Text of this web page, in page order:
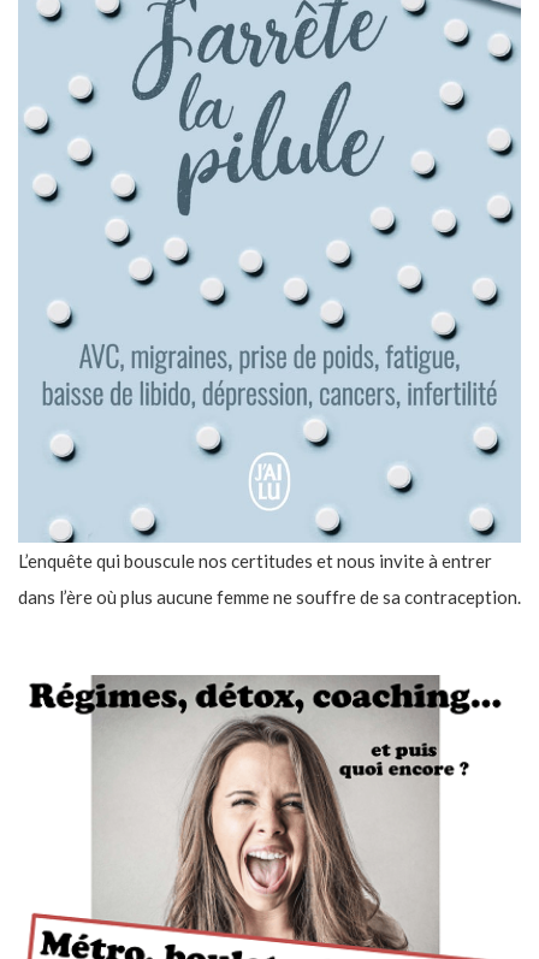
L’enquête qui bouscule nos certitudes et nous invite à entrer
dans l’ère où plus aucune femme ne souffre de sa contraception.